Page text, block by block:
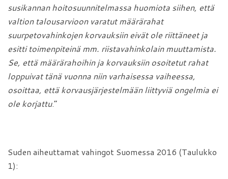
susikannan hoitosuunnitelmassa huomiota siihen, että
valtion talousarvioon varatut määrärahat
suurpetovahinkojen korvauksiin eivät ole riittäneet ja
esitti toimenpiteinä mm. riistavahinkolain muuttamista.
Se, että määrärahoihin ja korvauksiin osoitetut rahat
loppuivat tänä vuonna niin varhaisessa vaiheessa,
osoittaa, että korvausjärjestelmään liittyviä ongelmia ei
ole korjattu.”
Suden aiheuttamat vahingot Suomessa 2016 (Taulukko
1):